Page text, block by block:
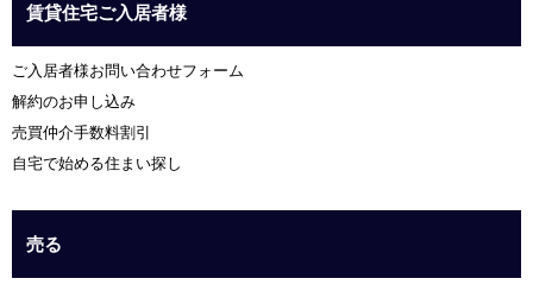
賃貸住宅ご入居者様
ご入居者様お問い合わせフォーム
解約のお申し込み
売買仲介手数料割引
自宅で始める住まい探し
売る